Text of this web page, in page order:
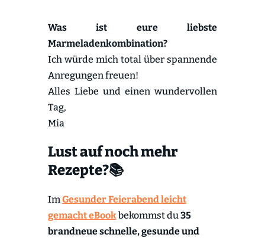
Was ist eure liebste
Marmeladenkombination?
Ich würde mich total über spannende
Anregungen freuen!
Alles Liebe und einen wundervollen
Tag,
Mia
Lust auf noch mehr
Rezepte?📚
ImGesunder Feierabend leicht
gemacht eBookbekommst du35
brandneue schnelle, gesunde und